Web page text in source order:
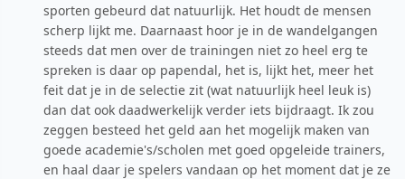
sporten gebeurd dat natuurlijk. Het houdt de mensen
scherp lijkt me. Daarnaast hoor je in de wandelgangen
steeds dat men over de trainingen niet zo heel erg te
spreken is daar op papendal, het is, lijkt het, meer het
feit dat je in de selectie zit (wat natuurlijk heel leuk is)
dan dat ook daadwerkelijk verder iets bijdraagt. Ik zou
zeggen besteed het geld aan het mogelijk maken van
goede academie's/scholen met goed opgeleide trainers,
en haal daar je spelers vandaan op het moment dat je ze